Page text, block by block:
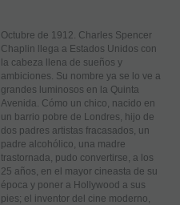
Octubre de 1912. Charles Spencer
Chaplin llega a Estados Unidos con
la cabeza llena de sueños y
ambiciones. Su nombre ya se lo ve a
grandes luminosos en la Quinta
Avenida. Cómo un chico, nacido en
un barrio pobre de Londres, hijo de
dos padres artistas fracasados, un
padre alcohólico, una madre
trastornada, pudo convertirse, a los
25 años, en el mayor cineasta de su
época y poner a Hollywood a sus
pies; el inventor del cine moderno,